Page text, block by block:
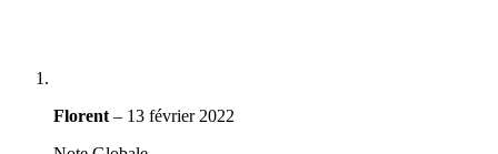
Florent – 13 février 2022